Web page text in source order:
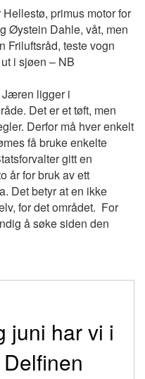
primus motor for
Øystein Dahle, våt, men
Friluftsråd, teste vogn
i sjøen – NB
Jæren ligger i
Det er et tøft, men
Derfor må hver enkelt
få bruke enkelte
gitt en
år for bruk av ett
Det betyr at en ikke
for det området. For
å søke siden den
juni har vi i